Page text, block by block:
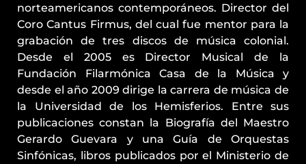
norteamericanos contemporáneos. Director del
Coro Cantus Firmus, del cual fue mentor para la
grabación de tres discos de música colonial.
Desde el 2005 es Director Musical de la
Fundación Filarmónica Casa de la Música y
desde el año 2009 dirige la carrera de música de
la Universidad de los Hemisferios. Entre sus
publicaciones constan la Biografía del Maestro
Gerardo Guevara y una Guía de Orquestas
Sinfónicas, libros publicados por el Ministerio de